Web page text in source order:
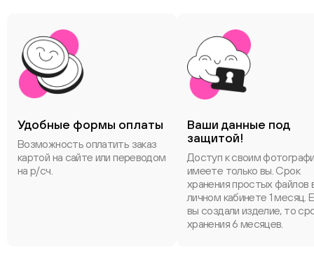
Удобные формы оплаты
Возможность оплатить заказ
картой на сайте или переводом
на р/сч.
Ваши данные под
защитой!
Доступ к своим
имеете только вы. Срок
хранения простых файлов
личном кабинете 1 месяц.
вы создали изделие, то
хранения 6 месяцев.